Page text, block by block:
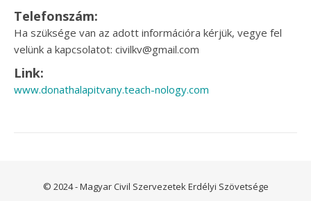
Telefonszám:
Ha szüksége van az adott információra kérjük, vegye fel
velünk a kapcsolatot: civilkv@gmail.com
Link:
www.donathalapitvany.teach-nology.com
© 2024 - Magyar Civil Szervezetek Erdélyi Szövetsége